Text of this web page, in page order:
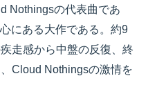
Nothingsの代表曲であ
にある大作である。約9
走感から中盤の反復、終
Cloud Nothingsの激情を